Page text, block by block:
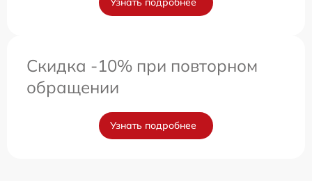
Скидка -10% при повторном
обращении
Узнать подробнее